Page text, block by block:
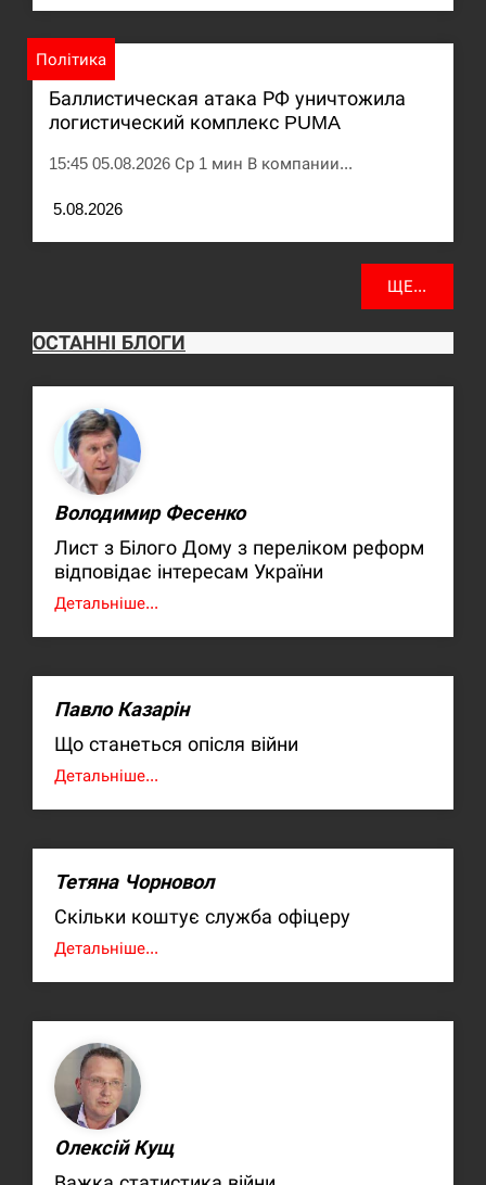
Політика
Баллистическая атака РФ уничтожила
логистический комплекс PUMA
15:45 05.08.2026 Ср 1 мин В компании...
5.08.2026
ЩЕ...
ОСТАННІ БЛОГИ
Володимир Фесенко
Лист з Білого Дому з переліком реформ
відповідає інтересам України
Детальніше...
Павло Казарін
Що станеться опісля війни
Детальніше...
Тетяна Чорновол
Скільки коштує служба офіцеру
Детальніше...
Олексій Кущ